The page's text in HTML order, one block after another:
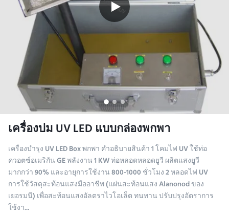
เครื่องบ่ม UV LED แบบกล่องพกพา
เครื่องบํารุง UV LED Box พกพา คําอธิบายสินค้า 1 โคมไฟ UV ใช้ท่อ
ควอตซ์อเมริกัน GE พลังงาน 1 KW ท่อหลอดหลอดยูวี ผลิตแสงยูวี
มากกว่า 90% และอายุการใช้งาน 800-1000 ชั่วโมง 2 หลอดไฟ UV
การใช้วัสดุสะท้อนแสงมืออาชีพ (แผ่นสะท้อนแสง Alanonod ของ
เยอรมนี) เพื่อสะท้อนแสงอัลตราไวโอเล็ต ทนทาน ปรับปรุงอัตราการ
ใช้งา...